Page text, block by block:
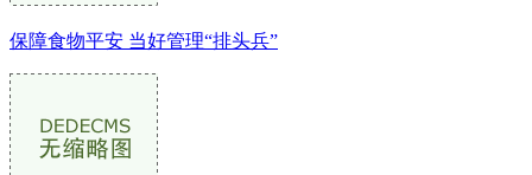
保障食物平安 当好管理“排头兵”